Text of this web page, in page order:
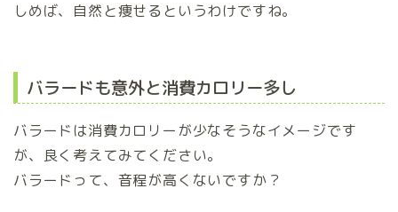
しめば、自然と痩せるというわけですね。
バラードも意外と消費カロリー多し
バラードは消費カロリーが少なそうなイメージです
が、良く考えてみてください。
バラードって、音程が高くないですか？